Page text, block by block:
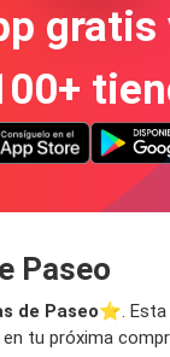
gratis
Paseo
de Paseo⭐️. Esta
tu próxima